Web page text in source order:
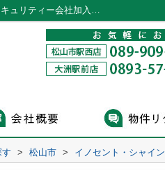
イノセント・シャイン105｜脱衣所 ウォークインクロゼット BS シャワー セキュリティー会社加入済｜松山市・大洲市の賃貸・不動産なら株式会社NYホーム
> 松山市 > イノセント・シャイン